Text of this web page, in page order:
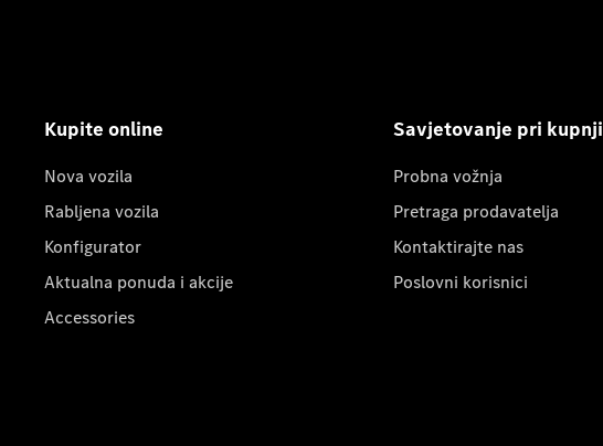
Kupite online
Nova vozila
Rabljena vozila
Konfigurator
Aktualna ponuda i akcije
Accessories
Savjetovanje pri kupnji
Probna vožnja
Pretraga prodavatelja
Kontaktirajte nas
Poslovni korisnici